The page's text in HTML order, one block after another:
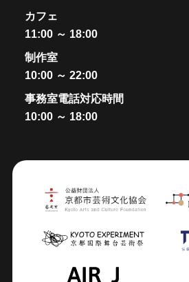
カフェ
11:00 ～ 18:00
制作室
10:00 ～ 22:00
事務室電話対応時間
10:00 ～ 18:00